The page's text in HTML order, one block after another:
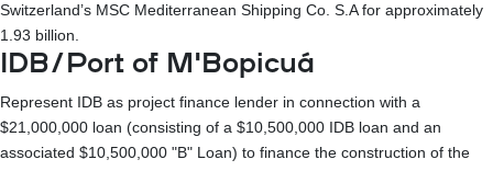
Switzerland’s MSC Mediterranean Shipping Co. S.A for approximately
1.93 billion.
IDB/Port of M'Bopicuá
Represent IDB as project finance lender in connection with a
$21,000,000 loan (consisting of a $10,500,000 IDB loan and an
associated $10,500,000 "B" Loan) to finance the construction of the